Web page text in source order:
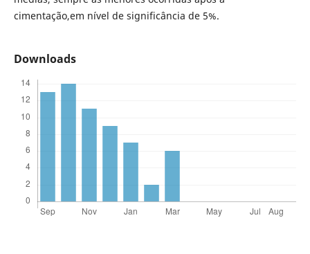
cimentação,em nível de significância de 5%.
Downloads